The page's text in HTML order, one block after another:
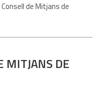
de Mitjans de
MITJANS DE